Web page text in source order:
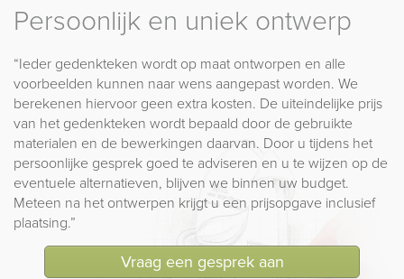
Persoonlijk en uniek ontwerp
“Ieder gedenkteken wordt op maat ontworpen en alle
voorbeelden kunnen naar wens aangepast worden. We
berekenen hiervoor geen extra kosten. De uiteindelijke prijs
van het gedenkteken wordt bepaald door de gebruikte
materialen en de bewerkingen daarvan. Door u tijdens het
persoonlijke gesprek goed te adviseren en u te wijzen op de
eventuele alternatieven, blijven we binnen uw budget.
Meteen na het ontwerpen krijgt u een prijsopgave inclusief
plaatsing.”
Vraag een gesprek aan